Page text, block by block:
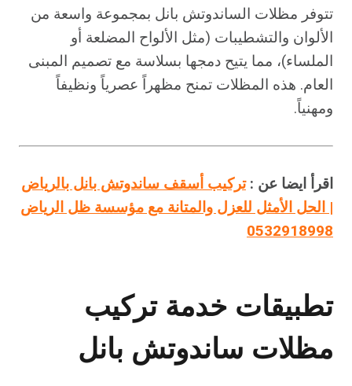
تتوفر مظلات الساندوتش بانل بمجموعة واسعة من
الألوان والتشطيبات (مثل الألواح المضلعة أو
الملساء)، مما يتيح دمجها بسلاسة مع تصميم المبنى
العام. هذه المظلات تمنح مظهراً عصرياً ونظيفاً
ومهنياً.
اقرأ ايضا عن :تركيب أسقف ساندوتش بانل بالرياض
| الحل الأمثل للعزل والمتانة مع مؤسسة ظل الرياض
0532918998
تطبيقات خدمة تركيب
مظلات ساندوتش بانل